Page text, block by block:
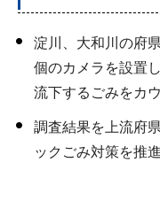
淀川、大和川の府
個のカメラを設置
流下するごみをカ
調査結果を上流府
ックごみ対策を推